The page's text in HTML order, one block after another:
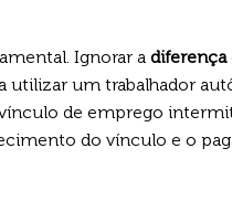
Ignorar a diferença
utilizar um trabalhador
de emprego
do vínculo e o